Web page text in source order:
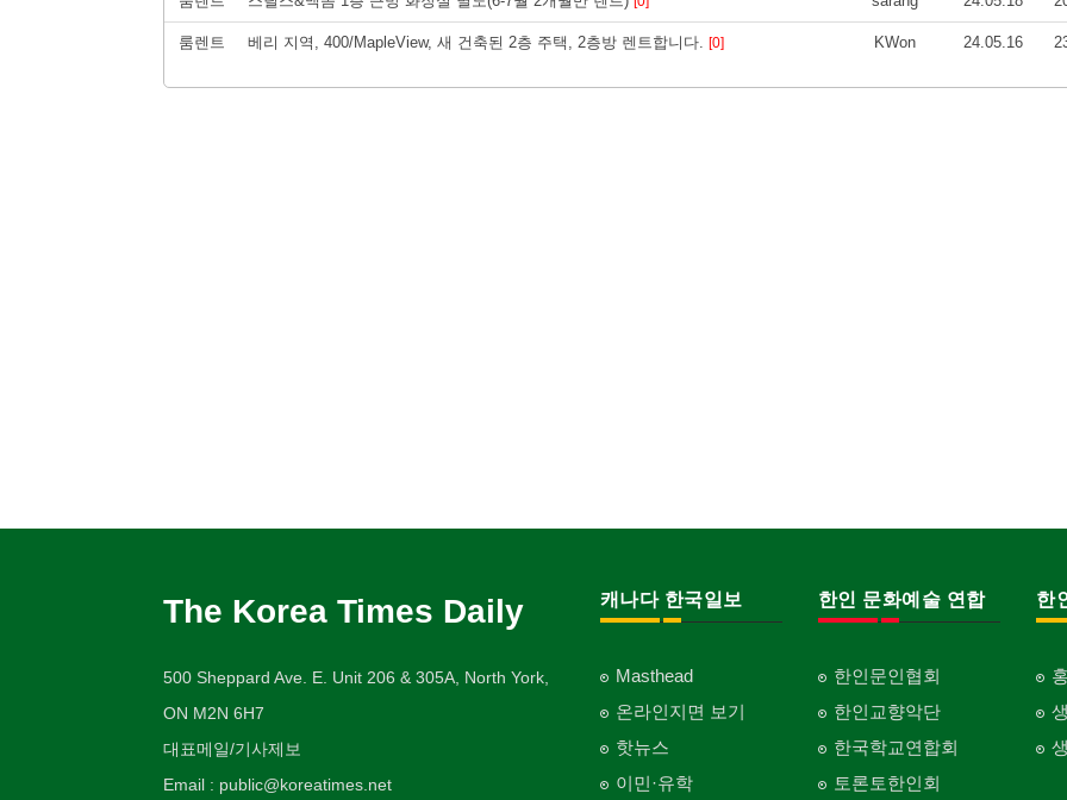
룸렌트 베리 지역, 400/MapleView, 새 건축된 2층 주택, 2층방 렌트합니다. [0] KWon 24.05.16
The Korea Times Daily
500 Sheppard Ave. E. Unit 206 & 305A, North York,
ON M2N 6H7
대표메일/기사제보
Email : public@koreatimes.net
캐나다 한국일보
Masthead
온라인지면 보기
핫뉴스
이민·유학
한인 문화예술 연합
한인문인협회
한인교향악단
한국학교연합회
토론토한인회
한